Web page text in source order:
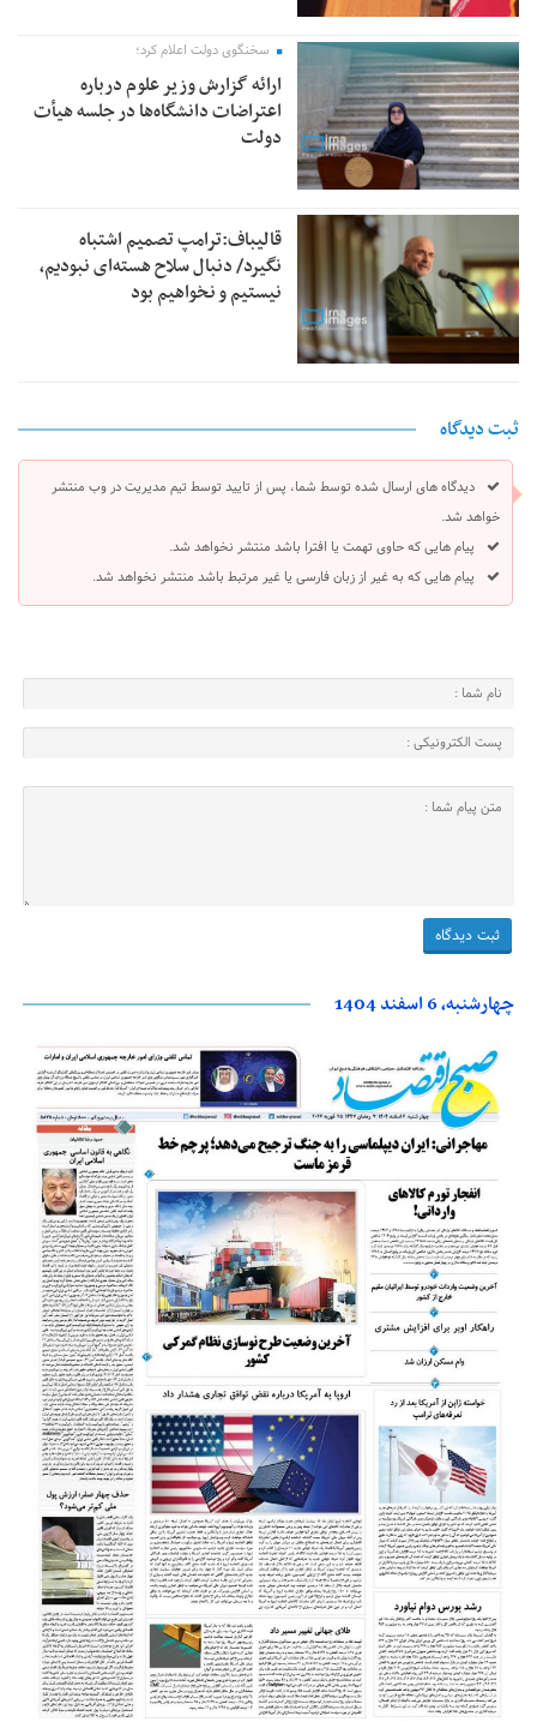
سخنگوی دولت اعلام کرد؛
ارائه گزارش وزیر علوم درباره
اعتراضات دانشگاه‌ها در جلسه هیأت
دولت
قالیباف:ترامپ تصمیم اشتباه
نگیرد/ دنبال سلاح هسته‌ای نبودیم،
نیستیم و نخواهیم بود
ثبت دیدگاه
دیدگاه های ارسال شده توسط شما، پس از تایید توسط تیم مدیریت در وب منتشر
خواهد شد.
پیام هایی که حاوی تهمت یا افترا باشد منتشر نخواهد شد.
پیام هایی که به غیر از زبان فارسی یا غیر مرتبط باشد منتشر نخواهد شد.
چهارشنبه، 6 اسفند 1404